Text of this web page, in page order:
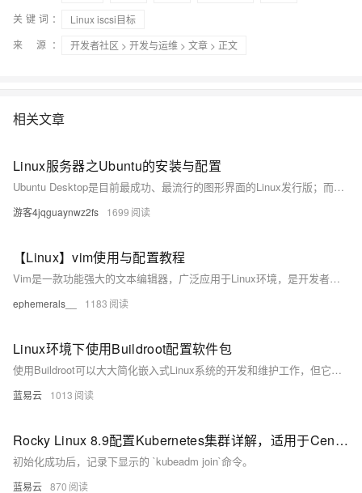
关键词：
Linux iscsi目标
来 源：
开发者社区 > 开发与运维 > 文章 > 正文
相关文章
Linux服务器之Ubuntu的安装与配置
Ubuntu Desktop是目前最成功、最流行的图形界面的Linux发行版；而Ubuntu Server也在服务器端市场占据了较大的份额。今天为大家详细介绍了Ubuntu Server的安装与配置，希望对你能有所帮助。关于VMware、VirtualBox等虚拟化软件的使用，朱哥还会在后续的文章中为大家详细介绍，敬请关注！
游客4jqguaynwz2fs 1699
【Linux】vim使用与配置教程
Vim是一款功能强大的文本编辑器，广泛应用于Linux环境，是开发者和系统管理员的必备工具。本文介绍了Vim的基本操作与简单配置，涵盖命令模式、插入模式和底行模式的使用方法，以及光标定位、复制粘贴、搜索替换等常用技巧。同时，文章还提供了实用的分屏操作和代码注释方法，并分享了通过`.vimrc`文件进行个性化配置（如显示行号、语法高亮、自动缩进等）的技巧，帮助用户提升文本编辑效率。掌握这些内容，能让Vim更好地服务于日常工作与开发需求。
ephemerals__ 1183
Linux环境下使用Buildroot配置软件包
使用Buildroot可以大大简化嵌入式Linux系统的开发和维护工作，但它需要对Linux系统和交叉编译有深入的理解。通过上述步骤，可以有效地配置和定制软件包，为特定的嵌入式应用构建高效、稳定的系统。
蓝易云 1013
Rocky Linux 8.9配置Kubernetes集群详解，适用于CentOS环境
初始化成功后，记录下显示的 `kubeadm join`命令。
蓝易云 870